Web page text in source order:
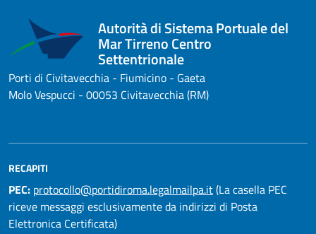
Autorità di Sistema Portuale del
Mar Tirreno Centro
Settentrionale
Porti di Civitavecchia - Fiumicino - Gaeta
Molo Vespucci - 00053 Civitavecchia (RM)
RECAPITI
PEC: protocollo@portidiroma.legalmailpa.it(La casella PEC
riceve messaggi esclusivamente da indirizzi di Posta
Elettronica Certificata)